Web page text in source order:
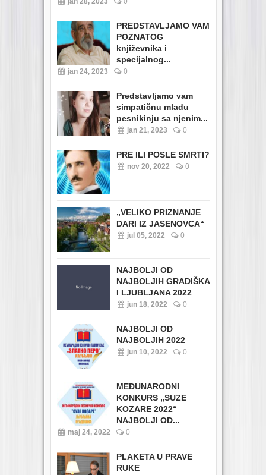
PREDSTAVLJAMO VAM
POZNATOG
književnika i
specijalnog...
jan 24, 2023 0
Predstavljamo vam
simpatičnu mladu
pesnikinju sa njenim...
jan 21, 2023 0
PRE ILI POSLE SMRTI?
nov 20, 2022 0
„VELIKO PRIZNANJE
DARI IZ JASENOVCA“
jul 05, 2022 0
NAJBOLJI OD
NAJBOLJIH GRADIŠKA
I LJUBLJANA 2022
jun 18, 2022 0
NAJBOLJI OD
NAJBOLJIH 2022
jun 10, 2022 0
MEĐUNARODNI
KONKURS „SUZE
KOZARE 2022“
NAJBOLJI OD...
maj 24, 2022 0
PLAKETA U PRAVE
RUKE